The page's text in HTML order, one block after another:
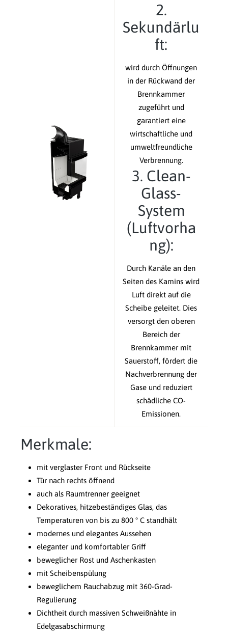
2.
Sekundärlu
ft:
wird durch Öffnungen
in der Rückwand der
Brennkammer
zugeführt und
garantiert eine
wirtschaftliche und
umweltfreundliche
Verbrennung.
3. Clean-
Glass-
System
(Luftvorha
ng):
Durch Kanäle an den
Seiten des Kamins wird
Luft direkt auf die
Scheibe geleitet. Dies
versorgt den oberen
Bereich der
Brennkammer mit
Sauerstoff, fördert die
Nachverbrennung der
Gase und reduziert
schädliche CO-
Emissionen.
Merkmale:
mit verglaster Front und Rückseite
Tür nach rechts öffnend
auch als Raumtrenner geeignet
Dekoratives, hitzebeständiges Glas, das
Temperaturen von bis zu 800 ° C standhält
modernes und elegantes Aussehen
eleganter und komfortabler Griff
beweglicher Rost und Aschenkasten
mit Scheibenspülung
beweglichem Rauchabzug mit 360-Grad-
Regulierung
Dichtheit durch massiven Schweißnähte in
Edelgasabschirmung